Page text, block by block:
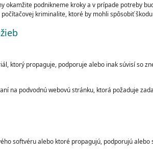
okamžite podnikneme kroky a v prípade potreby
kriminalite, ktoré by mohli spôsobiť
ktorý propaguje, podporuje alebo inak súvisí so
na podvodnú webovú stránku, ktorá požaduje
softvéru alebo ktoré propagujú, podporujú alebo